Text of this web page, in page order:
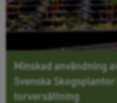
Minskad användning
Svenska
torversättning